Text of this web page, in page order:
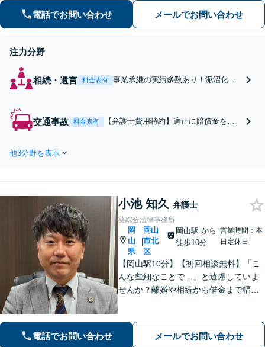
まで多様な業種の顧問対応【事前予約
で土日祝・夜間対応】【JR岡山駅10
電話でお問い合わせ メールでお問い合わせ
注力分野
相続・遺言 料金表有
事業承継の実績多数あり！泥沼化し
スピード解決へ。遺言書作成から執
行まで、生前対策も親身にサポート
交通事故 料金表有
【弁護士費用特約】適正に賠償金をア
山駅10分】
他3分野を表示
小池 知久 弁護士
葵綜合法律事務所
岡
山
県
|
岡山
市北
区
岡山駅 から
徒歩10分
営業時間：本
日定休日
【岡山駅10分】【初回相談無料】「こ
んな些細なことで…」と遠慮していま
せんか？離婚や相続から借金まで幅広
んな小さなお悩みでもお伺いいたしま
す。気軽にご相談ください【夜間・休
電話でお問い合わせ メールでお問い合わせ